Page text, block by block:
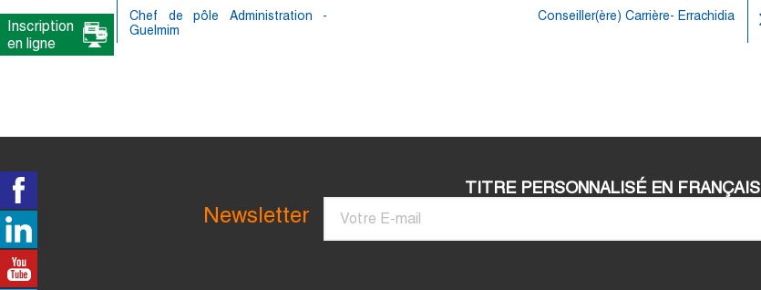
Chef de pôle Administration -
Guelmim
Conseiller(ère) Carrière- Errachidia
TITRE PERSONNALISÉ EN FRANÇAIS
Newsletter
Courriel
Inscription
en ligne